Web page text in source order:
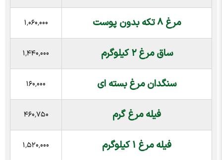
مرغ ۸ تکه بدون پوست ۱٬۰۶۰٬۰۰۰
ساق مرغ ۲ کیلوگرم ۱٬۴۴۰٬۰۰۰
سنگدان مرغ بسته ای ۱۶۰٬۰۰۰
فیله مرغ گرم ۴۶۰٬۷۵۰
فیله مرغ ۱ کیلوگرم ۱٬۵۲۰٬۰۰۰